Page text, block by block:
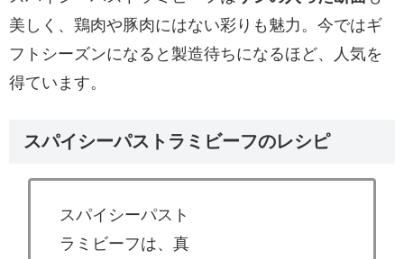
美しく、鶏肉や豚肉にはない彩りも魅力。今ではギ
フトシーズンになると製造待ちになるほど、人気を
得ています。
スパイシーパストラミビーフのレシピ
スパイシーパスト
ラミビーフは、真